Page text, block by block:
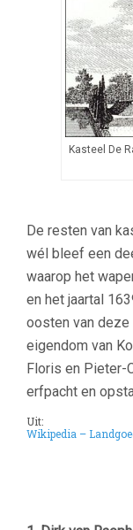
Kasteel
De resten van
wél bleef een
waarop het
en het jaartal
oosten van
eigendom van
Floris en Pieter-
erfpacht en
Uit:
Wikipedia –